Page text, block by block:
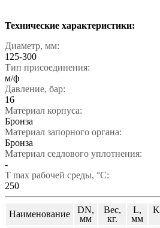
Технические характеристики:
Диаметр, мм:
125-300
Тип присоединения:
м/ф
Давление, бар:
16
Материал корпуса:
Бронза
Материал запорного органа:
Бронза
Материал седлового уплотнения:
-
T max рабочей среды, °С:
250
Наименование
DN,
мм
Вес,
кг.
L,
мм